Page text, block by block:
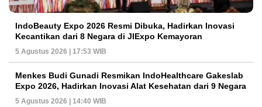
IndoBeauty Expo 2026 Resmi Dibuka, Hadirkan Inovasi
Kecantikan dari 8 Negara di JIExpo Kemayoran
5 Agustus 2026 | 17:53 WIB
Menkes Budi Gunadi Resmikan IndoHealthcare Gakeslab
Expo 2026, Hadirkan Inovasi Alat Kesehatan dari 9 Negara
5 Agustus 2026 | 14:40 WIB